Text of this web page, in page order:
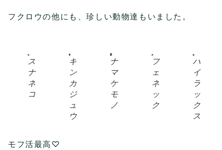
フクロウの他にも、珍しい動物達もいました。
ス
ナ
ネ
コ
キ
ン
カ
ジ
ュ
ウ
ナ
マ
ケ
モ
ノ
フ
ェ
ネ
ッ
ク
ハ
イ
ラ
ッ
ク
ス
モフ活最高♡